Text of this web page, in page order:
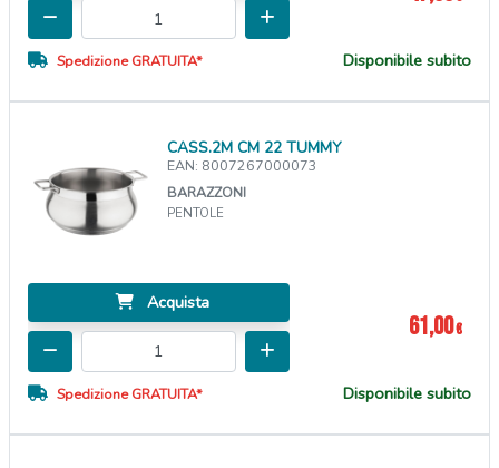
Spedizione GRATUITA* Disponibile subito
CASS.2M CM 22 TUMMY
EAN: 8007267000073
BARAZZONI
PENTOLE
Acquista
61,00€
Spedizione GRATUITA* Disponibile subito